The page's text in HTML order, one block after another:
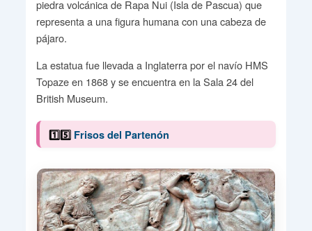
piedra volcánica de Rapa Nui (Isla de Pascua) que
representa a una figura humana con una cabeza de
pájaro.
La estatua fue llevada a Inglaterra por el navío HMS
Topaze en 1868 y se encuentra en la Sala 24 del
British Museum.
1️⃣5️⃣ Frisos del Partenón